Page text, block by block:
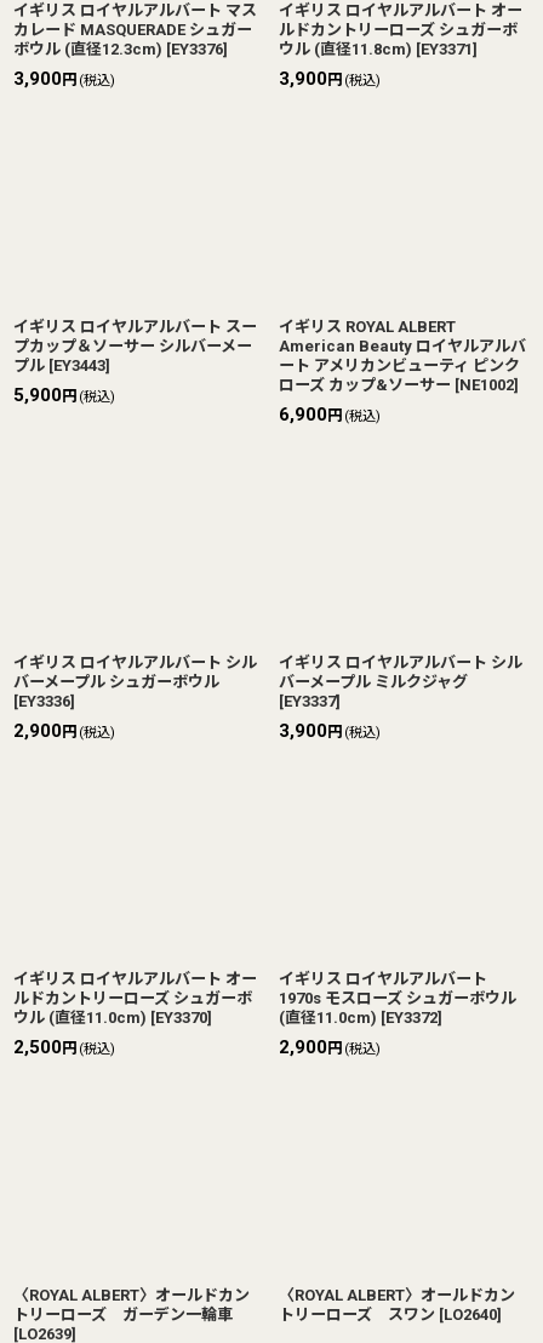
イギリス ロイヤルアルバート マス
カレード MASQUERADE シュガー
ボウル (直径12.3cm) [EY3376]
3,900円 (税込)
イギリス ロイヤルアルバート オー
ルドカントリーローズ シュガーボ
ウル (直径11.8cm) [EY3371]
3,900円 (税込)
イギリス ロイヤルアルバート スー
プカップ＆ソーサー シルバーメー
プル [EY3443]
5,900円 (税込)
イギリス ROYAL ALBERT
American Beauty ロイヤルアルバ
ート アメリカンビューティ ピンク
ローズ カップ&ソーサー [NE1002]
6,900円 (税込)
イギリス ロイヤルアルバート シル
バーメープル シュガーボウル
[EY3336]
2,900円 (税込)
イギリス ロイヤルアルバート シル
バーメープル ミルクジャグ
[EY3337]
3,900円 (税込)
イギリス ロイヤルアルバート オー
ルドカントリーローズ シュガーボ
ウル (直径11.0cm) [EY3370]
2,500円 (税込)
イギリス ロイヤルアルバート
1970s モスローズ シュガーボウル
(直径11.0cm) [EY3372]
2,900円 (税込)
〈ROYAL ALBERT〉オールドカン
トリーローズ ガーデン一輪車
[LO2639]
〈ROYAL ALBERT〉オールドカン
トリーローズ スワン [LO2640]